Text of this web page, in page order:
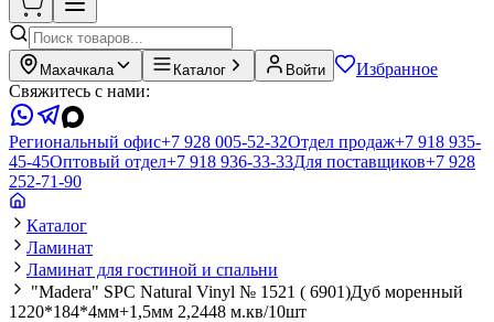
Махачкала Каталог Войти
Избранное
Свяжитесь с нами:
Региональный офис+7 928 005-52-32Отдел продаж+7 918 935-
45-45Оптовый отдел+7 918 936-33-33Для поставщиков+7 928
252-71-90
Каталог
Ламинат
Ламинат для гостиной и спальни
"Madera" SPC Natural Vinyl № 1521 ( 6901)Дуб моренный
1220*184*4мм+1,5мм 2,2448 м.кв/10шт